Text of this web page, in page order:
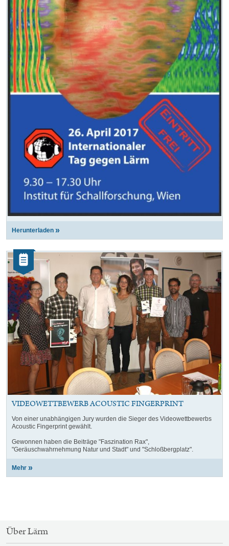
Herunterladen
Kategorie:
Artikel
VIDEOWETTBEWERB ACOUSTIC FINGERPRINT
Von einer unabhängigen Jury wurden die Sieger des Videowettbewerbs
Acoustic Fingerprint gewählt.
Gewonnen haben die Beiträge "Faszination Rax",
"Geräuschwahrnehmung Natur und Stadt" und "Schloßbergplatz".
Mehr
SITEMAP-
NAVIGATION
Über Lärm